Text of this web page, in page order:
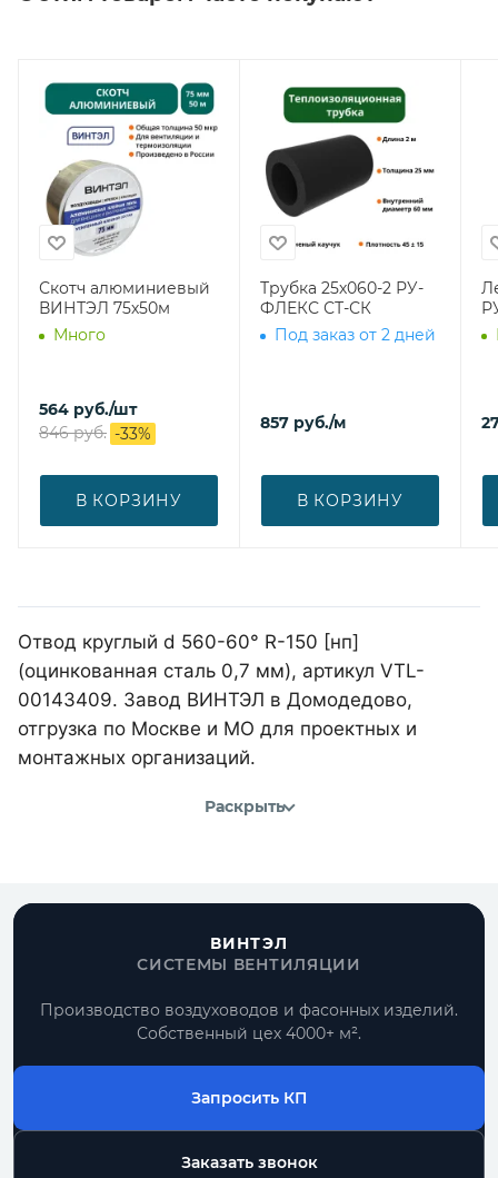
Скотч алюминиевый
ВИНТЭЛ 75х50м
Много
564 руб./шт
846руб. -33%
В КОРЗИНУ
Трубка 25х060-2 РУ-
ФЛЕКС СТ-СК
Под заказ от 2 дней
857 руб./м
В КОРЗИНУ
Отвод круглый d 560-60° R-150 [нп]
(оцинкованная сталь 0,7 мм), артикул VTL-
00143409. Завод ВИНТЭЛ в Домодедово,
отгрузка по Москве и МО для проектных и
монтажных организаций.
Раскрыть
ВИНТЭЛ
СИСТЕМЫ ВЕНТИЛЯЦИИ
Производство воздуховодов и фасонных изделий.
Собственный цех 4000+ м².
Запросить КП
Заказать звонок